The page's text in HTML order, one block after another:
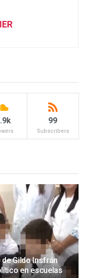
99
Subscribers
Gildo Insfrán
en escuelas